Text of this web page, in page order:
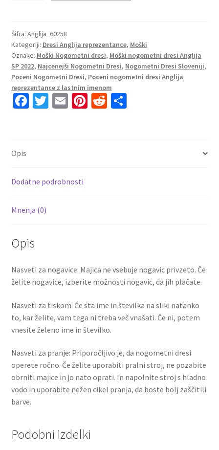
Domači
SP
2022
Kratek
Rokav
+
Kratke
količina
Šifra: Anglija_60258
Kategoriji: Dresi Anglija reprezentance, Moški
Oznake: Moški Nogometni dresi, Moški nogometni dresi Anglija
SP 2022, Najcenejši Nogometni Dresi, Nogometni Dresi Sloveniji,
Poceni Nogometni Dresi, Poceni nogometni dresi Anglija
reprezentance z lastnim imenom
Fa
k
T E Pi R S
Opis
Dodatne podrobnosti
Mnenja (0)
Opis
Nasveti za nogavice: Majica ne vsebuje nogavic privzeto. Če
želite nogavice, izberite možnosti nogavic, da jih plačate.
Nasveti za tiskom: Če sta ime in številka na sliki natanko
to, kar želite, vam tega ni treba več vnašati. Če ni, potem
vnesite želeno ime in številko.
Nasveti za pranje: Priporočljivo je, da nogometni dresi
operete ročno. Če želite uporabiti pralni stroj, ne pozabite
obrniti majice in jo nato oprati. In napolnite stroj s hladno
vodo in uporabite nežen cikel pranja, da boste bolj zaščitili
barve.
Podobni izdelki